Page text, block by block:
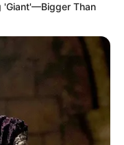
'Giant'—Bigger Than